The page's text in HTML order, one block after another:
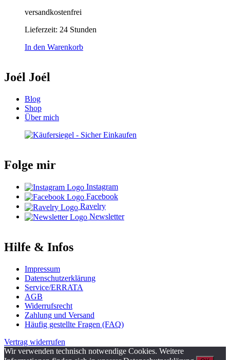
versandkostenfrei
Lieferzeit: 24 Stunden
In den Warenkorb
Joél Joél
Blog
Shop
Über mich
Folge mir
Instagram
Facebook
Ravelry
Newsletter
Hilfe & Infos
Impressum
Datenschutzerklärung
Service/ERRATA
AGB
Widerrufsrecht
Zahlung und Versand
Häufig gestellte Fragen (FAQ)
Vertrag widerrufen
Wir verwenden technisch notwendige Cookies. Weitere